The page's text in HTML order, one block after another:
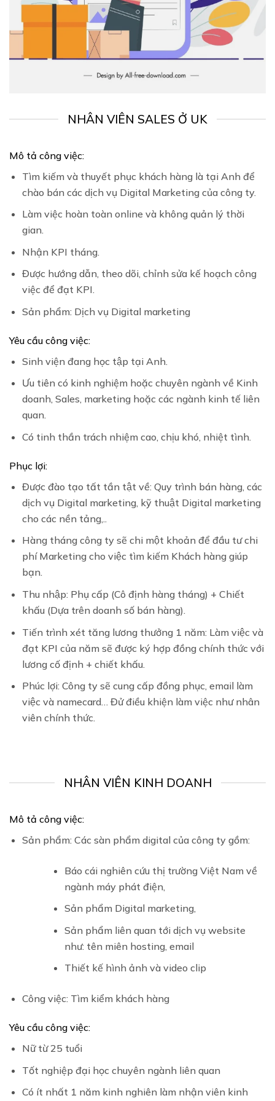
NHÂN VIÊN SALES Ở UK
Mô tả công việc:
Tìm kiếm và thuyết phục khách hàng là tại Anh để
chào bán các dịch vụ Digital Marketing của công ty.
Làm việc hoàn toàn online và không quản lý thời
gian.
Nhận KPI tháng.
Được hướng dẫn, theo dõi, chỉnh sửa kế hoạch công
việc để đạt KPI.
Sản phẩm: Dịch vụ Digital marketing
Yêu cầu công việc:
Sinh viện đang học tập tại Anh.
Ưu tiên có kinh nghiệm hoặc chuyên ngành về Kinh
doanh, Sales, marketing hoặc các ngành kinh tế liên
quan.
Có tinh thần trách nhiệm cao, chịu khó, nhiệt tình.
Phục lợi:
Được đào tạo tất tần tật về: Quy trình bán hàng, các
dịch vụ Digital marketing, kỹ thuật Digital marketing
cho các nền tảng,..
Hàng tháng công ty sẽ chi một khoản để đầu tư chi
phí Marketing cho việc tìm kiếm Khách hàng giúp
bạn.
Thu nhập: Phụ cấp (Cô định hàng tháng) + Chiết
khấu (Dựa trên doanh số bán hàng).
Tiến trình xét tăng lương thưởng 1 năm: Làm việc và
đạt KPI của năm sẽ được ký hợp đồng chính thức với
lương cố định + chiết khấu.
Phúc lợi: Công ty sẽ cung cấp đồng phục, email làm
việc và namecard… Đử điều khiện làm việc như nhân
viên chính thức.
NHÂN VIÊN KINH DOANH
Mô tả công việc:
Sản phẩm: Các sàn phẩm digital của công ty gồm:
Báo cái nghiên cứu thị trường Việt Nam về
ngành máy phát điện,
Sản phẩm Digital marketing,
Sản phẩm liên quan tới dịch vụ website
như: tên miên hosting, email
Thiết kế hình ảnh và video clip
Công việc: Tìm kiểm khách hàng
Yêu cầu công việc:
Nữ từ 25 tuổi
Tốt nghiệp đại học chuyên ngành liên quan
Có ít nhất 1 năm kinh nghiên làm nhận viên kinh